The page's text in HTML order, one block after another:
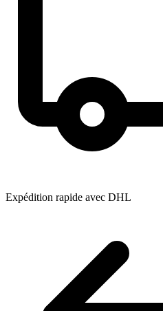
Expédition rapide avec DHL